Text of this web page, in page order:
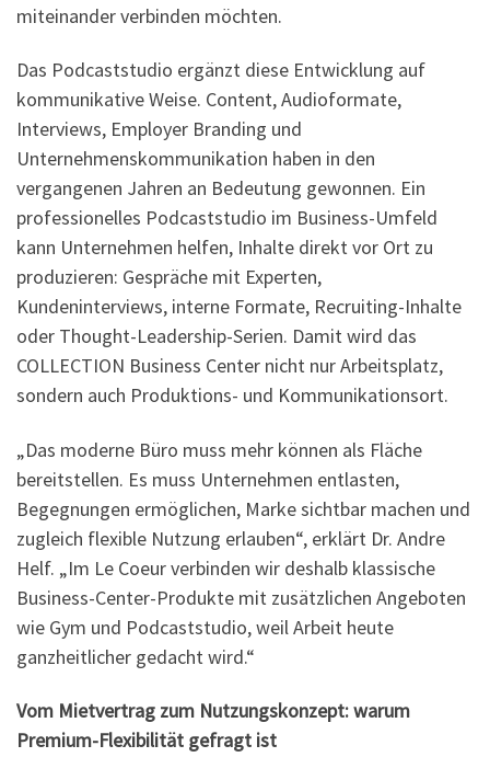
miteinander verbinden möchten.
Das Podcaststudio ergänzt diese Entwicklung auf
kommunikative Weise. Content, Audioformate,
Interviews, Employer Branding und
Unternehmenskommunikation haben in den
vergangenen Jahren an Bedeutung gewonnen. Ein
professionelles Podcaststudio im Business-Umfeld
kann Unternehmen helfen, Inhalte direkt vor Ort zu
produzieren: Gespräche mit Experten,
Kundeninterviews, interne Formate, Recruiting-Inhalte
oder Thought-Leadership-Serien. Damit wird das
COLLECTION Business Center nicht nur Arbeitsplatz,
sondern auch Produktions- und Kommunikationsort.
„Das moderne Büro muss mehr können als Fläche
bereitstellen. Es muss Unternehmen entlasten,
Begegnungen ermöglichen, Marke sichtbar machen und
zugleich flexible Nutzung erlauben“, erklärt Dr. Andre
Helf. „Im Le Coeur verbinden wir deshalb klassische
Business-Center-Produkte mit zusätzlichen Angeboten
wie Gym und Podcaststudio, weil Arbeit heute
ganzheitlicher gedacht wird.“
Vom Mietvertrag zum Nutzungskonzept: warum
Premium-Flexibilität gefragt ist